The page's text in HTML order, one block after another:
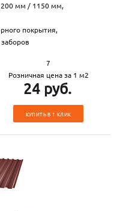
мм / 1150 мм,
покрытия,
7
Розничная цена за 1 м2
24 руб.
КУПИТЬ В 1 КЛИК